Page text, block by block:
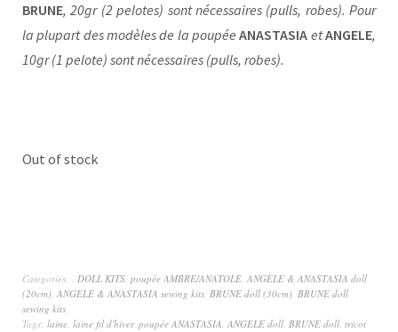
BRUNE, 20gr (2 pelotes) sont nécessaires (pulls, robes). Pour
la plupart des modèles de la poupéeANASTASIA etANGELE,
10gr (1 pelote) sont nécessaires (pulls, robes).
Out of stock
Categories: , DOLL KITS, poupée AMBRE/ANATOLE, ANGELE & ANASTASIA doll
(20cm), ANGELE & ANASTASIA sewing kits, BRUNE doll (30cm), BRUNE doll
sewing kits
Tags: laine, laine fil d'hiver, poupée ANASTASIA, ANGELE doll, BRUNE doll, tricot